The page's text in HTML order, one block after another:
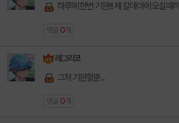
하루에 한번 기원!!! 제 칼데아에 오실때
댓글 0 개
레그리코
그저 기원할뿐...
댓글 0 개